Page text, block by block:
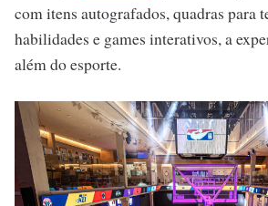
com itens autografados, quadras para
habilidades e games interativos, a
além do esporte.